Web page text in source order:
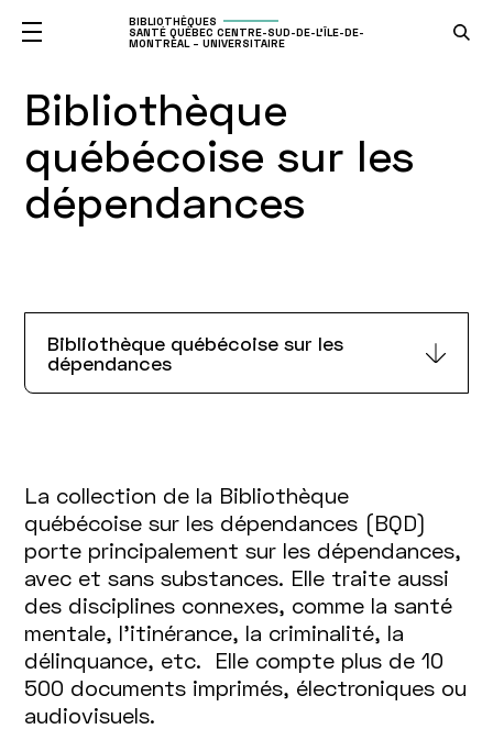
BIBLIOTHÈQUES
SANTÉ QUÉBEC CENTRE-SUD-DE-L'ÎLE-DE-
MONTRÉAL – UNIVERSITAIRE
Bibliothèque
québécoise sur les
dépendances
Bibliothèque québécoise sur les
dépendances
La collection de la Bibliothèque
québécoise sur les dépendances (BQD)
porte principalement sur les dépendances,
avec et sans substances. Elle traite aussi
des disciplines connexes, comme la santé
mentale, l’itinérance, la criminalité, la
délinquance, etc. Elle compte plus de 10
500 documents imprimés, électroniques ou
audiovisuels.